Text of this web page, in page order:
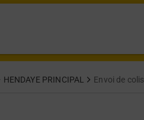
HENDAYE PRINCIPAL Envoi de colis